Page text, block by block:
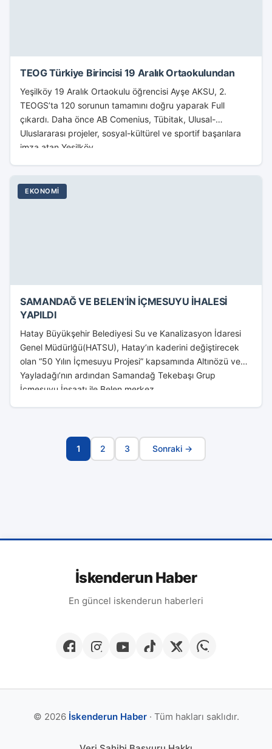
TEOG Türkiye Birincisi 19 Aralık Ortaokulundan
Yeşilköy 19 Aralık Ortaokulu öğrencisi Ayşe AKSU, 2.
TEOGS’ta 120 sorunun tamamını doğru yaparak Full
çıkardı. Daha önce AB Comenius, Tübitak, Ulusal-
Uluslararası projeler, sosyal-kültürel ve sportif başarılara
imza atan Yeşilköy...
EKONOMI
SAMANDAĞ VE BELEN’İN İÇMESUYU İHALESİ
YAPILDI
Hatay Büyükşehir Belediyesi Su ve Kanalizasyon İdaresi
Genel Müdürlğü(HATSU), Hatay’ın kaderini değiştirecek
olan “50 Yılın İçmesuyu Projesi” kapsamında Altınözü ve
Yayladağı’nın ardından Samandağ Tekebaşı Grup
İçmesuyu İnşaatı ile Belen merkez...
Sayfa
1 2 3 Sonraki →
İskenderun Haber
En güncel iskenderun haberleri
© 2026 İskenderun Haber· Tüm hakları saklıdır.